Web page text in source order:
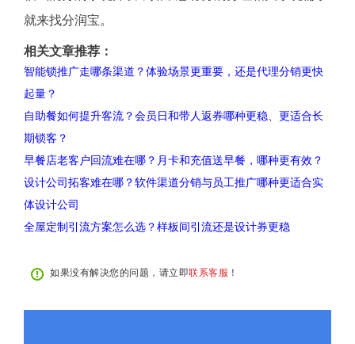
就来找分润宝。
相关文章推荐：
智能锁推广走哪条渠道？体验场景更重要，还是代理分销更快
起量？
自助餐如何提升客流？会员日和带人返券哪种更稳、更适合长
期锁客？
早餐店老客户回流难在哪？月卡和充值送早餐，哪种更有效？
设计公司拓客难在哪？软件渠道分销与员工推广哪种更适合实
体设计公司
全屋定制引流方案怎么选？样板间引流还是设计券更稳
如果没有解决您的问题，请立即联系客服 ！